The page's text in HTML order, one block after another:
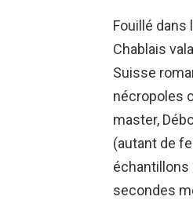
Fouillé dans
Chablais
Suisse
nécropoles
master,
(autant de
échantillons
secondes